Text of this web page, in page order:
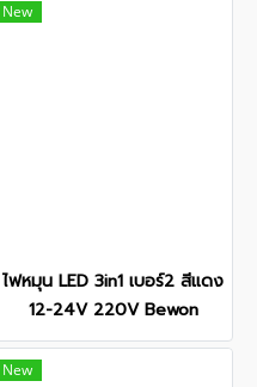
New
ไฟหมุน LED 3in1 เบอร์2 สีแดง
12-24V 220V Bewon
New